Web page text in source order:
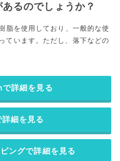
るのでしょうか？
脂を使用しており、一般的な使
ています。ただし、落下などの
詳細を見る
詳細を見る
ングで詳細を見る